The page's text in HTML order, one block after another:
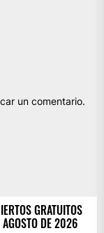
un comentario.
GRATUITOS
DE 2026